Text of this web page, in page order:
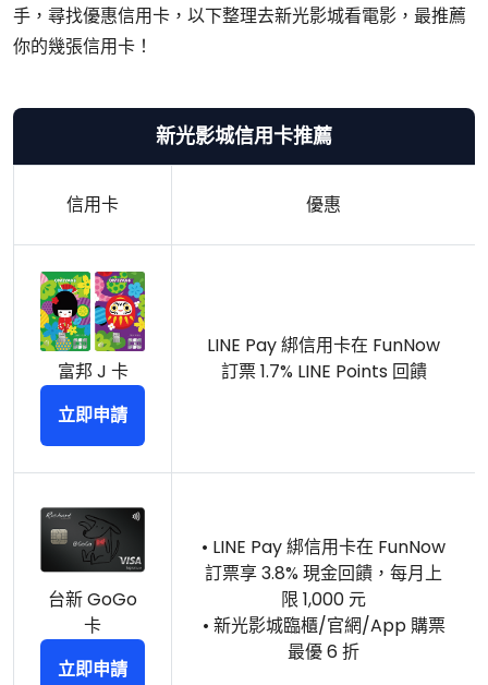
手，尋找優惠信用卡，以下整理去新光影城看電影，最推薦
你的幾張信用卡！
新光影城信用卡推薦
信用卡 優惠
富邦 J 卡
立即申請
LINE Pay 綁信用卡在 FunNow
訂票 1.7% LINE Points 回饋
台新 GoGo
卡
立即申請
• LINE Pay 綁信用卡在 FunNow
訂票享 3.8% 現金回饋，每月上
限 1,000 元
• 新光影城臨櫃/官網/App 購票
最優 6 折